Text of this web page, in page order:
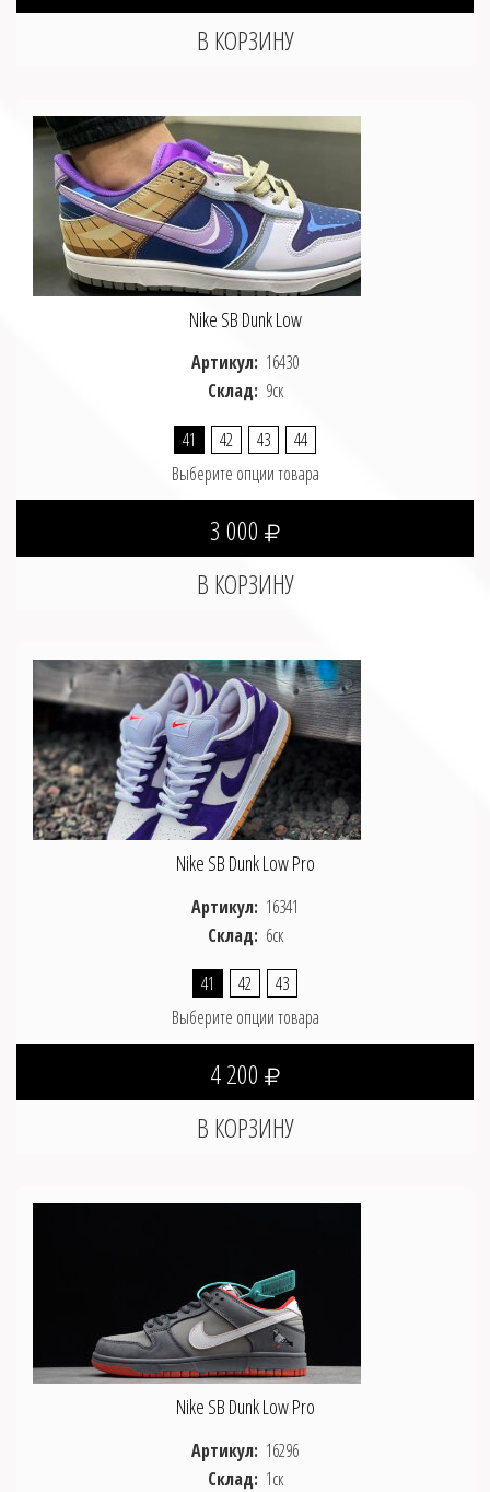
Nike SB Dunk Low
Артикул: 16430
Склад: 9ск
41 42 43
44
Выберите опции товара
3 000
Nike SB Dunk Low Pro
Артикул: 16341
Склад: 6ск
41 42
43
Выберите опции товара
4 200
Nike SB Dunk Low Pro
Артикул: 16296
Склад: 1ск